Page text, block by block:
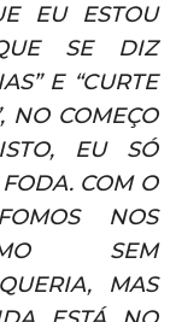
EU ESTOU
SE DIZ
E “CURTE
NO COMEÇO
EU SÓ
COM O
NOS
SEM
MAS